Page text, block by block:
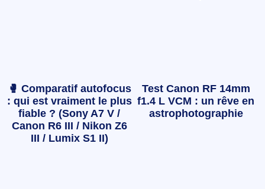
🥊 Comparatif autofocus
: qui est vraiment le plus
fiable ? (Sony A7 V /
Canon R6 III / Nikon Z6
III / Lumix S1 II)
Test Canon RF 14mm
f1.4 L VCM : un rêve en
astrophotographie